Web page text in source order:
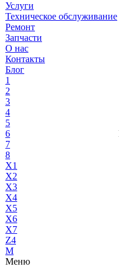
Услуги
Техническое обслуживание
Ремонт
Запчасти
О нас
Контакты
Блог
1
2
3
4
5
6
7
8
X1
X2
X3
X4
X5
X6
X7
Z4
М
Меню